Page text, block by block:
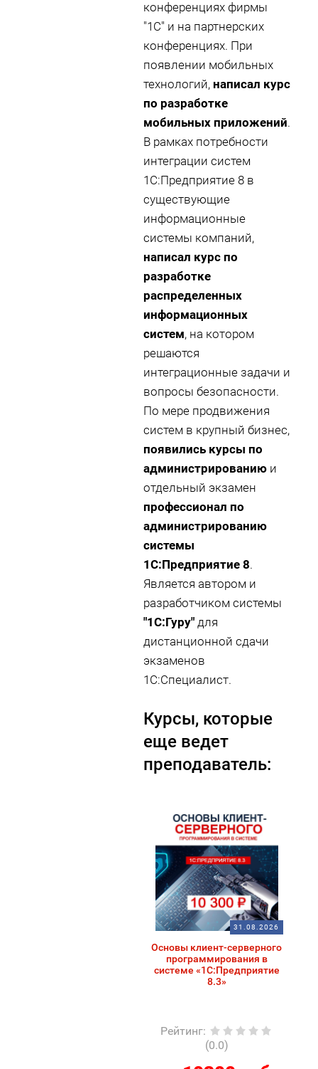
конференциях фирмы
"1С" и на партнерских
конференциях. При
появлении мобильных
технологий, написал курс
по разработке
мобильных приложений.
В рамках потребности
интеграции систем
1С:Предприятие 8 в
существующие
информационные
системы компаний,
написал курс по
разработке
распределенных
информационных
систем, на котором
решаются
интеграционные задачи и
вопросы безопасности.
По мере продвижения
систем в крупный бизнес,
появились курсы по
администрированиюи
отдельный экзамен
профессионал по
администрированию
системы
1С:Предприятие 8.
Является автором и
разработчиком системы
"1С:Гуру"для
дистанционной сдачи
экзаменов
1С:Специалист.
Курсы, которые
еще ведет
преподаватель:
31.08.2026
Основы клиент-серверного
программирования в
системе «1С:Предприятие
8.3»
Рейтинг:
(0.0)